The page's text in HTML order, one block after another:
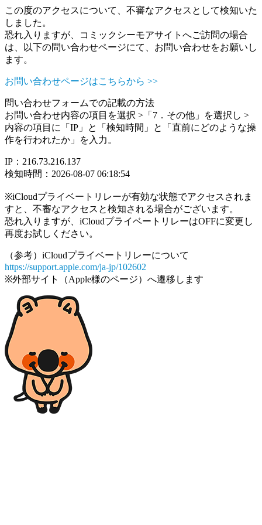
この度のアクセスについて、不審なアクセスとして検知いた
しました。
恐れ入りますが、コミックシーモアサイトへご訪問の場合
は、以下の問い合わせページにて、お問い合わせをお願いし
ます。
お問い合わせページはこちらから >>
問い合わせフォームでの記載の方法
お問い合わせ内容の項目を選択 >「7．その他」を選択し >
内容の項目に「IP」と「検知時間」と「直前にどのような操
作を行われたか」を入力。
IP：216.73.216.137
検知時間：2026-08-07 06:18:54
※iCloudプライベートリレーが有効な状態でアクセスされま
すと、不審なアクセスと検知される場合がございます。
恐れ入りますが、iCloudプライベートリレーはOFFに変更し
再度お試しください。
（参考）iCloudプライベートリレーについて
https://support.apple.com/ja-jp/102602
※外部サイト（Apple様のページ）へ遷移します